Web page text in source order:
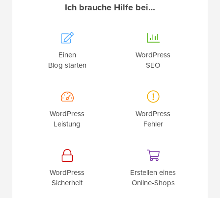
Ich brauche Hilfe bei…
Einen
Blog starten
WordPress
SEO
WordPress
Leistung
WordPress
Fehler
WordPress
Sicherheit
Erstellen eines
Online-Shops